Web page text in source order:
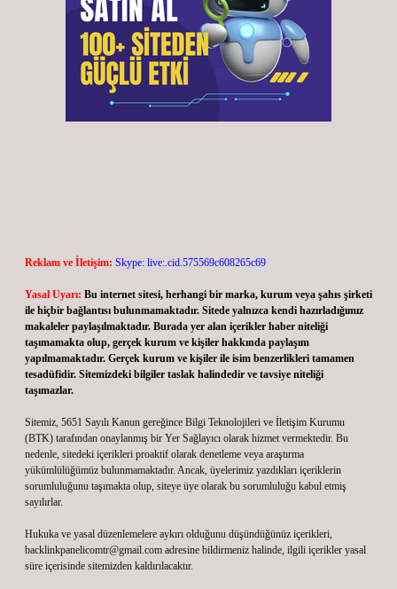
Reklam ve İletişim: Skype: live:.cid.575569c608265c69
Yasal Uyarı: Bu internet sitesi, herhangi bir marka, kurum veya şahıs şirketi
ile hiçbir bağlantısı bulunmamaktadır. Sitede yalnızca kendi hazırladığımız
makaleler paylaşılmaktadır. Burada yer alan içerikler haber niteliği
taşımamakta olup, gerçek kurum ve kişiler hakkında paylaşım
yapılmamaktadır. Gerçek kurum ve kişiler ile isim benzerlikleri tamamen
tesadüfidir. Sitemizdeki bilgiler taslak halindedir ve tavsiye niteliği
taşımazlar.
Sitemiz, 5651 Sayılı Kanun gereğince Bilgi Teknolojileri ve İletişim Kurumu
(BTK) tarafından onaylanmış bir Yer Sağlayıcı olarak hizmet vermektedir. Bu
nedenle, sitedeki içerikleri proaktif olarak denetleme veya araştırma
yükümlülüğümüz bulunmamaktadır. Ancak, üyelerimiz yazdıkları içeriklerin
sorumluluğunu taşımakta olup, siteye üye olarak bu sorumluluğu kabul etmiş
sayılırlar.
Hukuka ve yasal düzenlemelere aykırı olduğunu düşündüğünüz içerikleri,
backlinkpanelicomtr@gmail.com adresine bildirmeniz halinde, ilgili içerikler yasal
süre içerisinde sitemizden kaldırılacaktır.